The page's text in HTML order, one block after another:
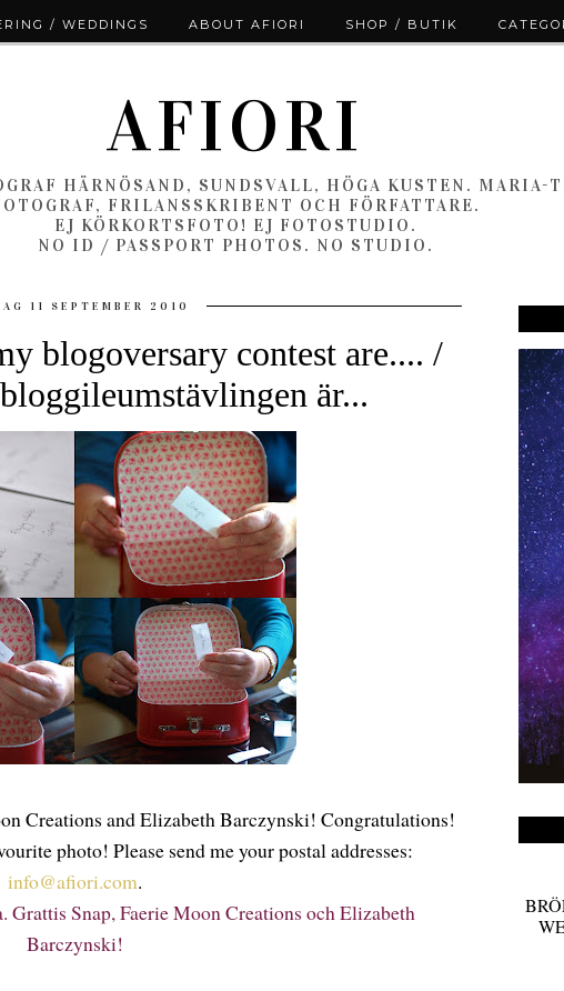
AFIORI
HÄRNÖSAND, SUNDSVALL, HÖGA KUSTEN. MARIA-
FRILANSSKRIBENT OCH FÖRFATTARE.
EJ KÖRKORTSFOTO! EJ FOTOSTUDIO.
NO ID / PASSPORT PHOTOS. NO STUDIO.
11 SEPTEMBER 2010
blogoversary contest are.... /
är...
Creations and Elizabeth Barczynski! Congratulations!
photo! Please send me your postal addresses:
info@afiori.com.
Grattis Snap, Faerie Moon Creations och Elizabeth
Barczynski!
/ WEDDINGS ABOUT AFIORI SHOP / BUTIK